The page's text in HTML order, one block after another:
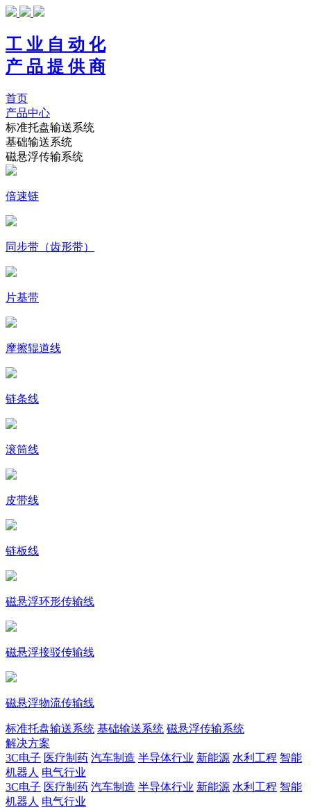
工 业 自 动 化
产 品 提 供 商
首页
产品中心
标准托盘输送系统
基础输送系统
磁悬浮传输系统
倍速链
同步带（齿形带）
片基带
摩擦辊道线
链条线
滚筒线
皮带线
链板线
磁悬浮环形传输线
磁悬浮接驳传输线
磁悬浮物流传输线
标准托盘输送系统 基础输送系统 磁悬浮传输系统
解决方案
3C电子 医疗制药 汽车制造 半导体行业 新能源 水利工程 智能
机器人 电气行业
3C电子 医疗制药 汽车制造 半导体行业 新能源 水利工程 智能
机器人 电气行业